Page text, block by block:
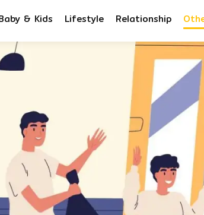
& Kids Lifestyle Relationship